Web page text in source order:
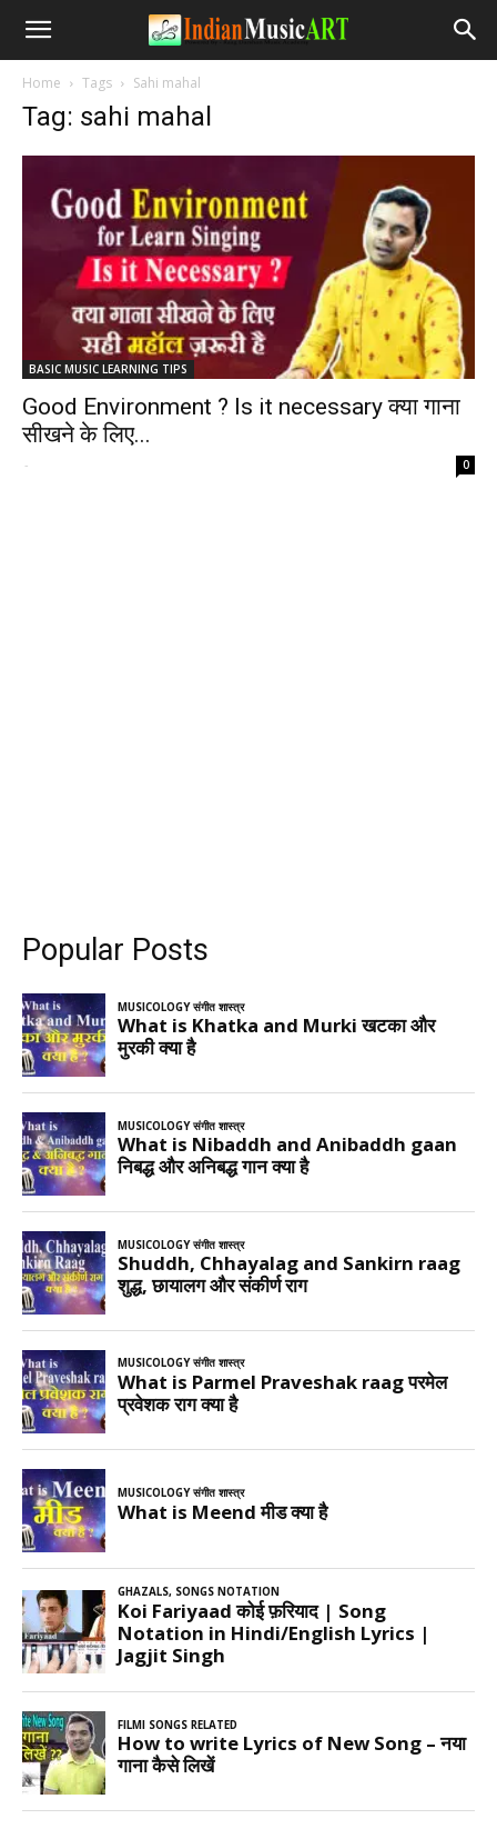
Home Tags Sahi mahal
Tag: sahi mahal
BASIC MUSIC LEARNING TIPS
Good Environment ? Is it necessary क्या गाना
सीखने के लिए...
- 0
Popular Posts